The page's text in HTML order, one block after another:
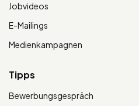
Jobvideos
E-Mailings
Medienkampagnen
Tipps
Bewerbungsgespräch